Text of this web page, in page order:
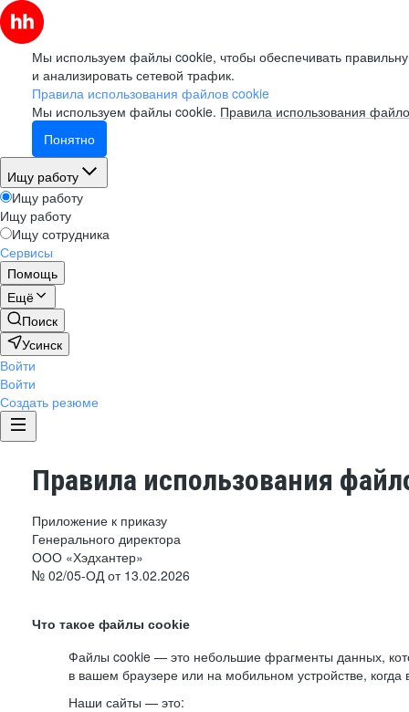
Мы используем файлы cookie, чтобы обеспечивать
и анализировать сетевой трафик.
Правила использования файлов cookie
Мы используем файлы cookie. Правила использования
Понятно
Ищу работу
Ищу работу
Ищу работу
Ищу сотрудника
Сервисы
Помощь
Ещё
Поиск
Усинск
Войти
Войти
Создать резюме
Правила использования
Приложение к приказу
Генерального директора
ООО «Хэдхантер»
№ 02/05-ОД от 13.02.2026
Что такое файлы cookie
Файлы cookie — это небольшие фрагменты данных,
в вашем браузере или на мобильном устройстве,
Наши сайты — это: